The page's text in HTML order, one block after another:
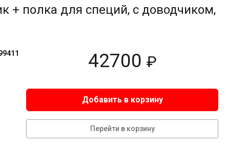
+ полка для специй, с доводчиком,
42700 ₽
Добавить в корзину
Перейти в корзину